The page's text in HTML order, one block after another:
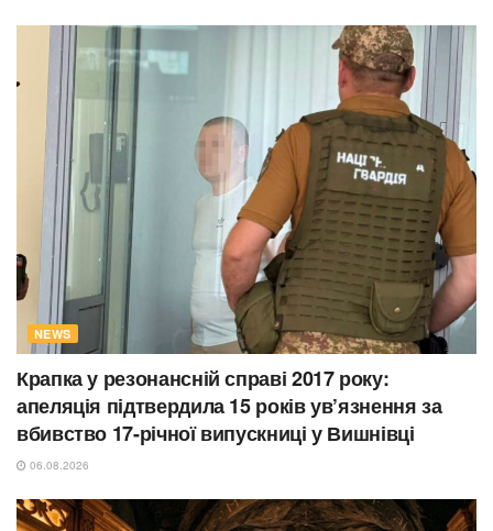
NEWS
Крапка у резонансній справі 2017 року:
апеляція підтвердила 15 років ув’язнення за
вбивство 17-річної випускниці у Вишнівці
06.08.2026